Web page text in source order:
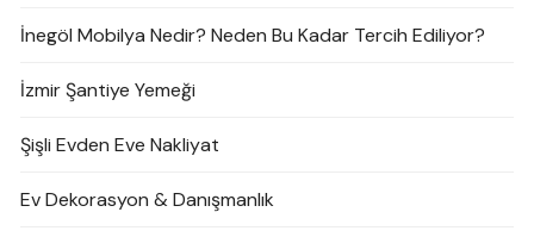
İnegöl Mobilya Nedir? Neden Bu Kadar Tercih Ediliyor?
İzmir Şantiye Yemeği
Şişli Evden Eve Nakliyat
Ev Dekorasyon & Danışmanlık